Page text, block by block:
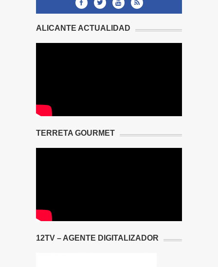
ALICANTE ACTUALIDAD
TERRETA GOURMET
12TV – AGENTE DIGITALIZADOR